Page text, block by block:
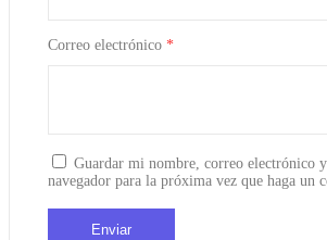
Correo electrónico *
Guardar mi nombre, correo electrónico
navegador para la próxima vez que haga un